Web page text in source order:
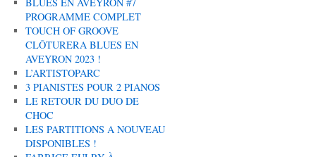
BLUES EN AVEYRON #7
PROGRAMME COMPLET
TOUCH OF GROOVE
CLÔTURERA BLUES EN
AVEYRON 2023 !
L’ARTISTOPARC
3 PIANISTES POUR 2 PIANOS
LE RETOUR DU DUO DE
CHOC
LES PARTITIONS A NOUVEAU
DISPONIBLES !